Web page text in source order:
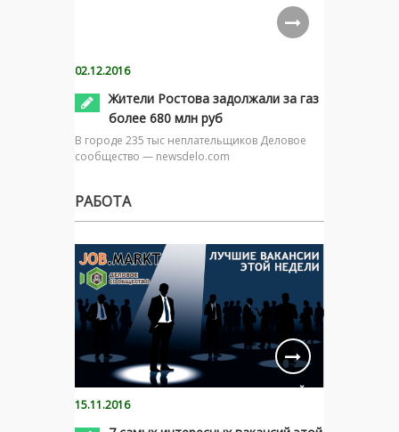
02.12.2016
Жители Ростова задолжали за газ
более 680 млн руб
В городе 235 тыс неплательщиков Деловое
сообщество — newsdelo.com
РАБОТА
15.11.2016